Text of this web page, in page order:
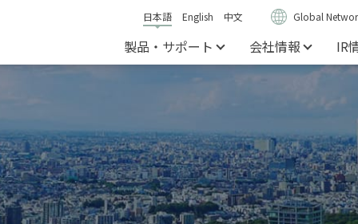
日本語 English 中文 Global
製品・サポート 会社情報 IR